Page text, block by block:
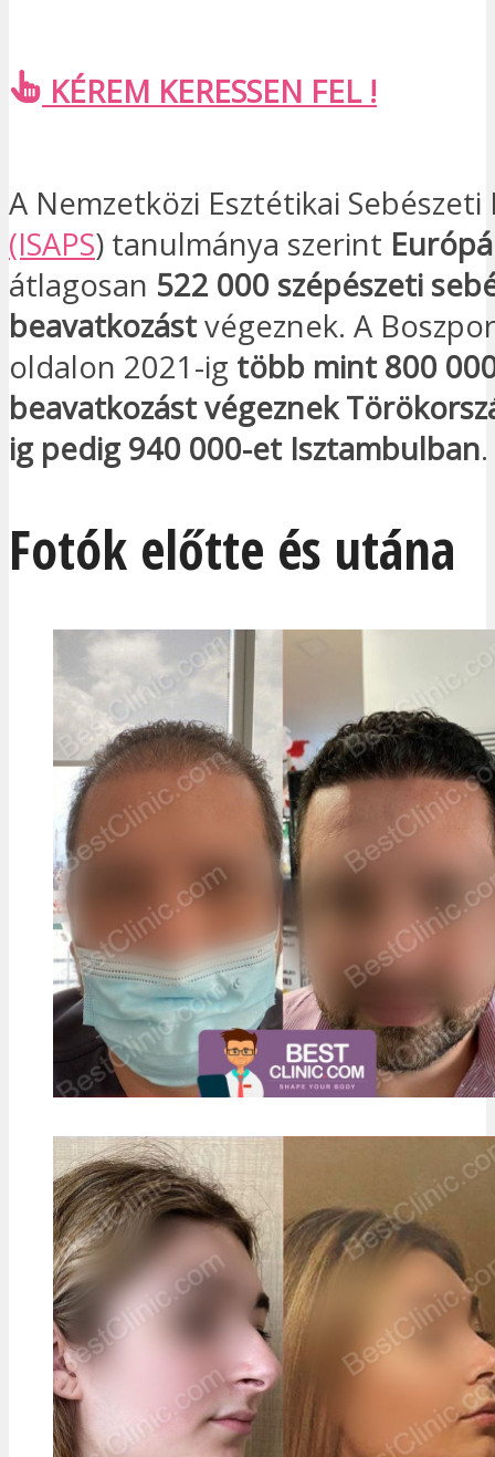
KÉREM KERESSEN FEL !
A Nemzetközi Esztétikai
(ISAPS) tanulmánya szerint
átlagosan 522 000 szépészeti
beavatkozástvégeznek. A
oldalon 2021-ig több mint 800
beavatkozást végeznek
ig pedig 940 000-et Isztambulban.
Fotók előtte és utána